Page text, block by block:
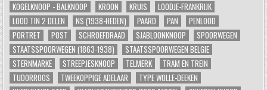
KOGELKNOOP - BALKNOOP
KROON KRUIS
LOODJE-FRANKRIJK
LOOD TIN 2 DELEN
NS (1938-HEDEN) PAARD PAN
PENLOOD
PORTRET
POST SCHROEFDRAAD SJABLOONKNOOP
SPOORWEGEN
STAATSSPOORWEGEN (1863-1938)
STAATSSPOORWEGEN BELGIE
STERNMARKE
STREEPJESKNOOP TELMERK
TRAM EN TREIN
TUDORROOS
TWEEKOPPIGE ADELAAR
TYPE WOLLE-DEEKEN